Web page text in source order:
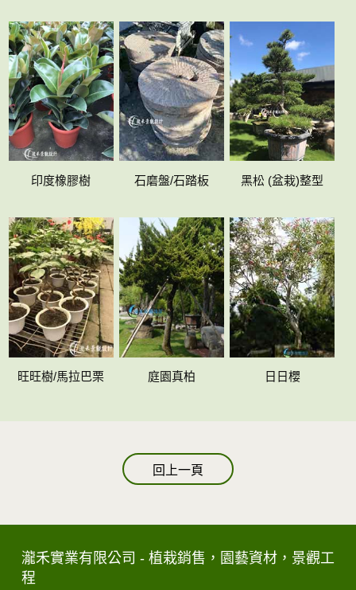
印度橡膠樹 石磨盤/石踏板 黑松 (盆栽)整型
旺旺樹/馬拉巴栗 庭園真柏 日日櫻
回上一頁
瀧禾實業有限公司 - 植栽銷售，園藝資材，景觀工
程